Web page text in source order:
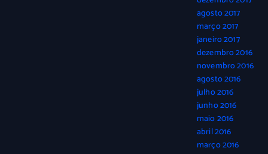
agosto 2017
março 2017
janeiro 2017
dezembro 2016
novembro 2016
agosto 2016
julho 2016
junho 2016
maio 2016
abril 2016
março 2016